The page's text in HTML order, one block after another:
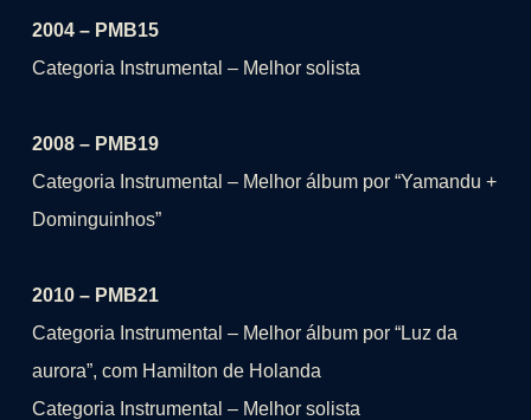
2004 – PMB15
Categoria Instrumental – Melhor solista
2008 – PMB19
Categoria Instrumental – Melhor álbum por “Yamandu +
Dominguinhos”
2010 – PMB21
Categoria Instrumental – Melhor álbum por “Luz da
aurora”, com Hamilton de Holanda
Categoria Instrumental – Melhor solista